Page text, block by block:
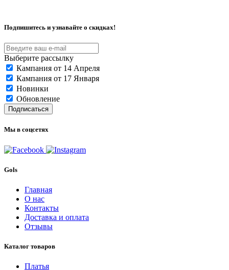
Подпишитесь и узнавайте о скидках!
Выберите рассылку
Кампания от 14 Апреля
Кампания от 17 Января
Новинки
Обновление
Подписаться
Мы в соцсетях
Gols
Главная
О нас
Контакты
Доставка и оплата
Отзывы
Каталог товаров
Платья